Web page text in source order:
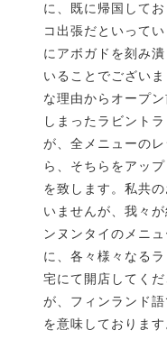
に、既に帰国して
コ出張だといって
にアボガドを刻み
いることでござい
な理由からオープ
しまったラビント
が、全メニューの
ら、そちらをアッ
を致します。私共
いませんが、我々
ンヌンタイのメニ
に、各々様々なる
宅にて開店してく
が、フィンランド
を意味しております